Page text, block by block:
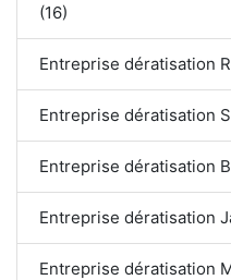
(16)
Entreprise dératisation
Entreprise dératisation
Entreprise dératisation
Entreprise dératisation
Entreprise dératisation